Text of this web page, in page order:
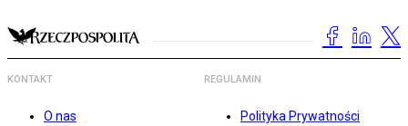
KONTAKT
O nas
REGULAMIN
Polityka Prywatności